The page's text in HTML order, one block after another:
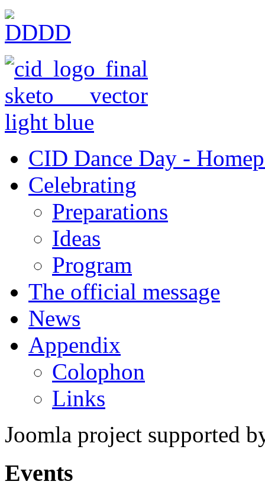
CID Dance Day -
Celebrating
Preparations
Ideas
Program
The official message
News
Appendix
Colophon
Links
Joomla project supported
Events